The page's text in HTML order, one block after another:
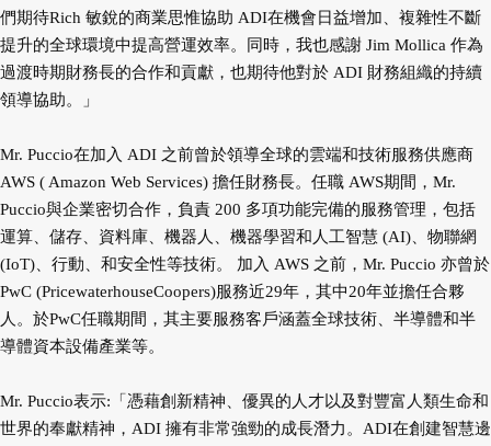
們期待Rich 敏銳的商業思惟協助 ADI在機會日益增加、複雜性不斷
提升的全球環境中提高營運效率。同時，我也感謝 Jim Mollica 作為
過渡時期財務長的合作和貢獻，也期待他對於 ADI 財務組織的持續
領導協助。」
Mr. Puccio在加入 ADI 之前曾於領導全球的雲端和技術服務供應商
AWS ( Amazon Web Services) 擔任財務長。任職 AWS期間，Mr.
Puccio與企業密切合作，負責 200 多項功能完備的服務管理，包括
運算、儲存、資料庫、機器人、機器學習和人工智慧 (AI)、物聯網
(IoT)、行動、和安全性等技術。 加入 AWS 之前，Mr. Puccio 亦曾於
PwC (PricewaterhouseCoopers)服務近29年，其中20年並擔任合夥
人。於PwC任職期間，其主要服務客戶涵蓋全球技術、半導體和半
導體資本設備產業等。
Mr. Puccio表示:「憑藉創新精神、優異的人才以及對豐富人類生命和
世界的奉獻精神，ADI 擁有非常強勁的成長潛力。ADI在創建智慧邊